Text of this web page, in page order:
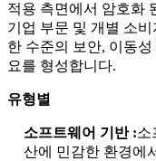
적용 측면에서 암호화
기업 부문 및 개별 소
한 수준의 보안, 이동
요를 형성합니다.
유형별
소프트웨어 기반 :소
산에 민감한 환경에